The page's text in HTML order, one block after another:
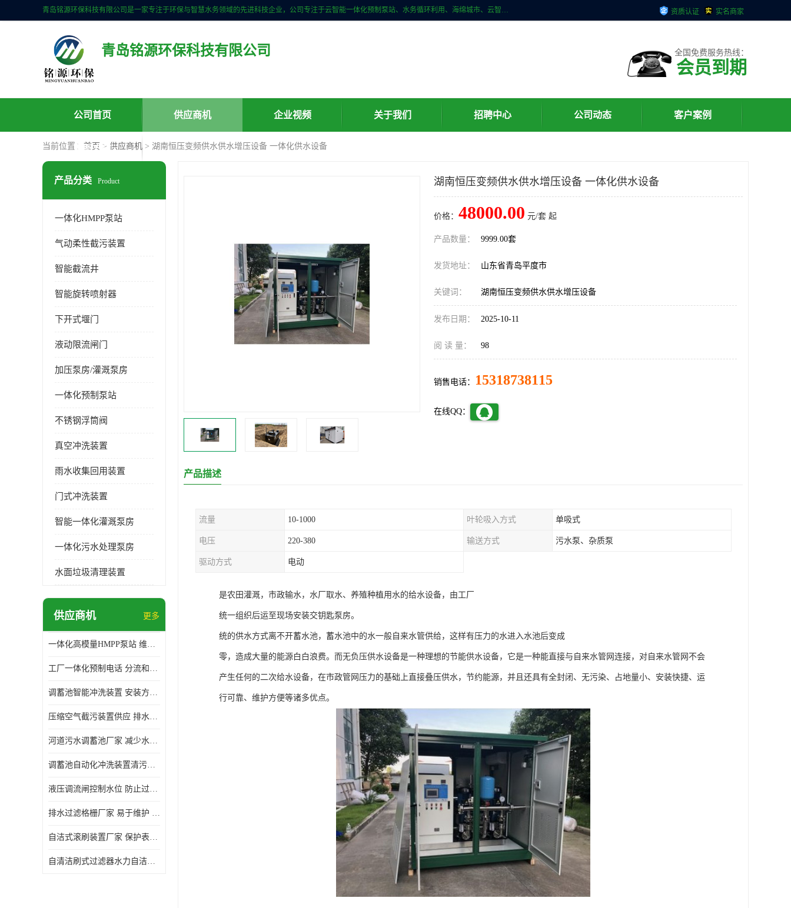
青岛铭源环保科技有限公司是一家专注于环保与智慧水务领域的先进科技企业，公司专注于云智能一体化预制泵站、水务循环利用、海绵城市、云智慧水务开发及新型环保技术研发等领域。铭源环保以为客户提供优质产品、专业技术服务为己任。为客户提供量身定制方案，提供多种配置方案满足实际使用要求。严控供货周期，并提供高标准后期维护。以环保为己任，视质量如生命，以技术做先导，靠诚信赢客户。 资质认证 实名商家
青岛铭源环保科技有限公司 全国免费服务热线：
会员到期
公司首页 供应商机 企业视频 关于我们 招聘中心 公司动态 客户案例
联系方式
当前位置： 首页 > 供应商机 > 湖南恒压变频供水供水增压设备 一体化供水设备
产品分类 Product
一体化HMPP泵站
气动柔性截污装置
智能截流井
智能旋转喷射器
下开式堰门
液动限流闸门
加压泵房/灌溉泵房
一体化预制泵站
不锈钢浮筒阀
真空冲洗装置
雨水收集回用装置
门式冲洗装置
智能一体化灌溉泵房
一体化污水处理泵房
水面垃圾清理装置
供应商机 更多
一体化高模量HMPP泵站 维护方便 实现远距离输送
工厂一体化预制电话 分流和调节 可以截留固体废物
调蓄池智能冲洗装置 安装方便 多种喷洒模式
压缩空气截污装置供应 排水功能 控制地下水位的升降
河道污水调蓄池厂家 减少水污染 防止异味和污染
调蓄池自动化冲洗装置清污装置 维护方便 节约水资源
液压调流闸控制水位 防止过载 适应流量变化的要求
排水过滤格栅厂家 易于维护 保持栅条通畅
自洁式滚刷装置厂家 保护表面 节省能源
自清洁刷式过滤器水力自洁式滚刷 重量轻 使用寿命长
湖南恒压变频供水供水增压设备 一体化供水设备
价格： 48000.00 元/套 起
产品数量： 9999.00套
发货地址： 山东省青岛平度市
关键词： 湖南恒压变频供水供水增压设备
发布日期： 2025-10-11
阅 读 量： 98
销售电话： 15318738115
在线QQ：
产品描述
流量 10-1000 叶轮吸入方式 单吸式
电压 220-380 输送方式 污水泵、杂质泵
驱动方式 电动
是农田灌溉，市政输水，水厂取水、养殖种植用水的给水设备，由工厂
统一组织后运至现场安装交钥匙泵房。
统的供水方式离不开蓄水池，蓄水池中的水一般自来水管供给，这样有压力的水进入水池后变成
零，造成大量的能源白白浪费。而无负压供水设备是一种理想的节能供水设备，它是一种能直接与自来水管网连接，对自来水管网不会
产生任何的二次给水设备，在市政管网压力的基础上直接叠压供水，节约能源，并且还具有全封闭、无污染、占地量小、安装快捷、运
行可靠、维护方便等诸多优点。